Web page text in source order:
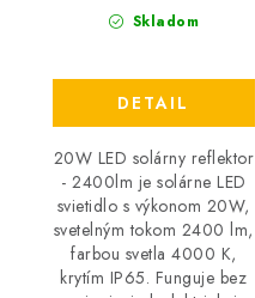
Skladom
DETAIL
20W LED solárny reflektor
- 2400lm je solárne LED
svietidlo s výkonom 20W,
svetelným tokom 2400 lm,
farbou svetla 4000 K,
krytím IP65. Funguje bez